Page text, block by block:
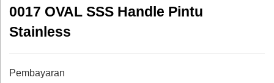
0017 OVAL SSS Handle Pintu
Stainless
Pembayaran